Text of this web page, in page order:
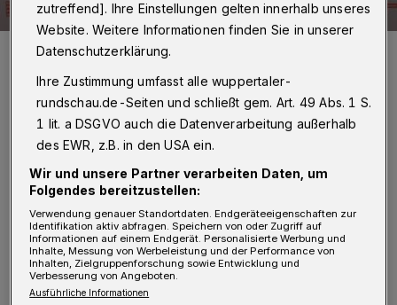
Nicola Rossa und Mark Tykwer (Talflimmern).
I
m Rahmen eines festlichen Dinners ehrte
die Filmstiftung in der Kölner Wolkenburg
nordrhein-westfälische Kinobetreiberinnen
und -betreiber, die sich in besonderer Weise
um ein vielfältiges Programm deutscher und
zutreffend]. Ihre Einstellungen gelten innerhalb unseres
Website. Weitere Informationen finden Sie in unserer
Datenschutzerklärung.
Ihre Zustimmung umfasst alle wuppertaler-
rundschau.de-Seiten und schließt gem. Art. 49 Abs. 1 S.
1 lit. a DSGVO auch die Datenverarbeitung außerhalb
des EWR, z.B. in den USA ein.
Wir und unsere Partner verarbeiten Daten, um
Folgendes bereitzustellen:
Verwendung genauer Standortdaten. Endgeräteeigenschaften zur
Identifikation aktiv abfragen. Speichern von oder Zugriff auf
Informationen auf einem Endgerät. Personalisierte Werbung und
Inhalte, Messung von Werbeleistung und der Performance von
Inhalten, Zielgruppenforschung sowie Entwicklung und
Verbesserung von Angeboten.
Ausführliche Informationen